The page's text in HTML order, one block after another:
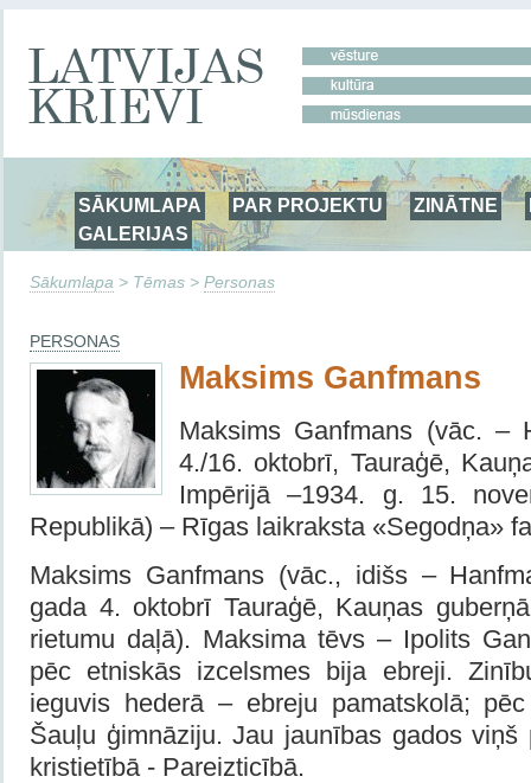
SĀKUMLAPA PAR PROJEKTU ZINĀTNE
GALERIJAS
Sākumlapa > Tēmas > Personas
PERSONAS
Maksims Ganfmans
Maksims Ganfmans (vāc. –
4./16. oktobrī, Tauraģē,
Impērijā –1934. g. 15.
Republikā) – Rīgas laikraksta «Segodņa»
Maksims Ganfmans (vāc., idišs –
gada 4. oktobrī Tauraģē, Kauņas
rietumu daļā). Maksima tēvs – Ipolits
pēc etniskās izcelsmes bija ebreji.
ieguvis hederā – ebreju pamatskolā;
Šauļu ģimnāziju. Jau jaunības gados viņš
kristietībā - Pareizticībā.